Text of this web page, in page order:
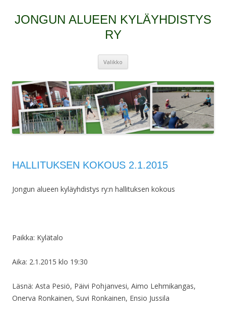
JONGUN ALUEEN KYLÄYHDISTYS
RY
Valikko
HALLITUKSEN KOKOUS 2.1.2015
Jongun alueen kyläyhdistys ry:n hallituksen kokous
Paikka: Kylätalo
Aika: 2.1.2015 klo 19:30
Läsnä: Asta Pesiö, Päivi Pohjanvesi, Aimo Lehmikangas,
Onerva Ronkainen, Suvi Ronkainen, Ensio Jussila